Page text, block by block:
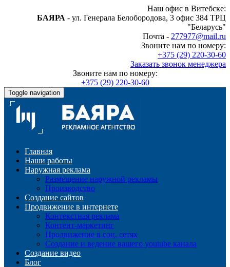
Наш офис в Витебске:
БАЯРА - ул. Генерала Белобородова, 3 офис 384 ТРЦ
"Беларусь"
Почта - 277977@mail.ru
Звоните нам по номеру:
+375 (29) 220-30-60
Заказать звонок менеджера
Звоните нам по номеру:
+375 (29) 220-30-60
Toggle navigation
Главная
Наши работы
Наружная реклама
Размещение наружной рекламы
Производство
Создание сайтов
Продвижение в интернете
Контекстная реклама
Контент-маркетинг
Продвижение в соц. сетях
Создание и ведение вашего youtube канала
Создание видео
Блог